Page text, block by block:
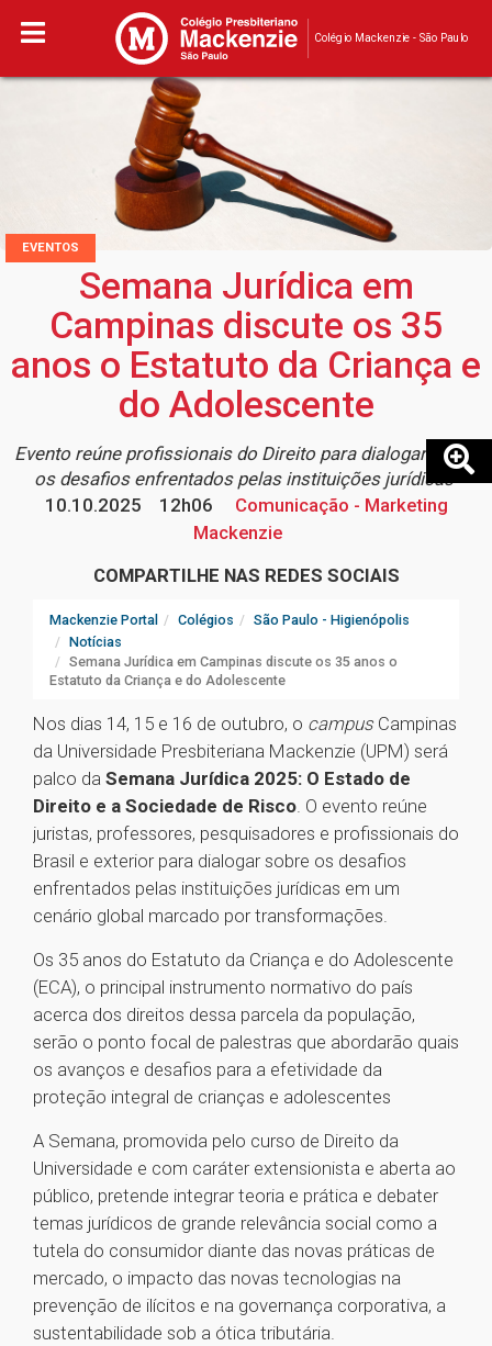
Colégio Mackenzie - São Paulo
EVENTOS
Semana Jurídica em
Campinas discute os 35
anos o Estatuto da Criança e
do Adolescente
Evento reúne profissionais do Direito para dialogar sobre
os desafios enfrentados pelas instituições jurídicas
10.10.2025
12h06
Comunicação - Marketing
Mackenzie
COMPARTILHE NAS REDES SOCIAIS
Mackenzie Portal Colégios
São Paulo - Higienópolis
Notícias
Semana Jurídica em Campinas discute os 35 anos o
Estatuto da Criança e do Adolescente
Nos dias 14, 15 e 16 de outubro, o campus Campinas
da Universidade Presbiteriana Mackenzie (UPM) será
palco da Semana Jurídica 2025: O Estado de
Direito e a Sociedade de Risco. O evento reúne
juristas, professores, pesquisadores e profissionais do
Brasil e exterior para dialogar sobre os desafios
enfrentados pelas instituições jurídicas em um
cenário global marcado por transformações.
Os 35 anos do Estatuto da Criança e do Adolescente
(ECA), o principal instrumento normativo do país
acerca dos direitos dessa parcela da população,
serão o ponto focal de palestras que abordarão quais
os avanços e desafios para a efetividade da
proteção integral de crianças e adolescentes
A Semana, promovida pelo curso de Direito da
Universidade e com caráter extensionista e aberta ao
público, pretende integrar teoria e prática e debater
temas jurídicos de grande relevância social como a
tutela do consumidor diante das novas práticas de
mercado, o impacto das novas tecnologias na
prevenção de ilícitos e na governança corporativa, a
sustentabilidade sob a ótica tributária.